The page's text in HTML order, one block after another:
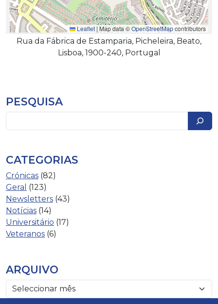
Leaflet|Map data ©OpenStreetMapcontributors
Rua da Fábrica de Estamparia, Picheleira, Beato,
Lisboa, 1900-240, Portugal
PESQUISA
CATEGORIAS
Crónicas (82)
Geral (123)
Newsletters (43)
Notícias (14)
Universitário (17)
Veteranos (6)
ARQUIVO